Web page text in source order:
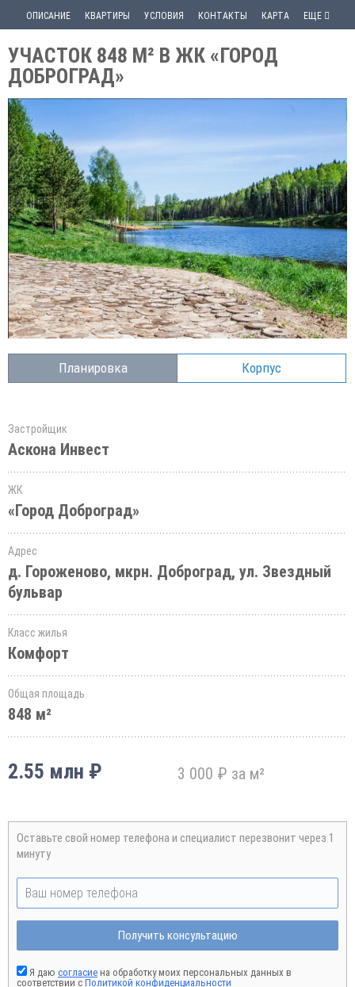
ОПИСАНИЕ КВАРТИРЫ УСЛОВИЯ КОНТАКТЫ КАРТА ЕЩЕ
УЧАСТОК 848 М² В ЖК «ГОРОД
ДОБРОГРАД»
Планировка Корпус
Застройщик
Аскона Инвест
ЖК
«Город Доброград»
Адрес
д. Гороженово, мкрн. Доброград, ул. Звездный
бульвар
Класс жилья
Комфорт
Общая площадь
848 м²
2.55 млн ₽ 3 000 ₽ за м²
Оставьте свой номер телефона и специалист перезвонит через 1
минуту
Получить консультацию
Я даю согласие на обработку моих персональных данных в
соответствии с Политикой конфиденциальности